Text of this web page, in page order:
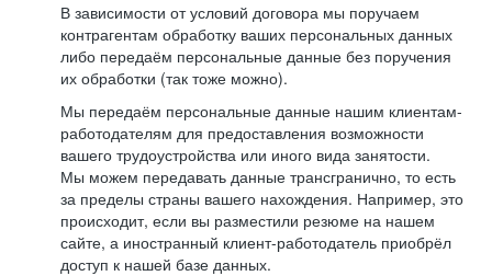
В зависимости от условий договора мы поручаем
контрагентам обработку ваших персональных данных
либо передаём персональные данные без поручения
их обработки (так тоже можно).
Мы передаём персональные данные нашим клиентам-
работодателям для предоставления возможности
вашего трудоустройства или иного вида занятости.
Мы можем передавать данные трансгранично, то есть
за пределы страны вашего нахождения. Например, это
происходит, если вы разместили резюме на нашем
сайте, а иностранный клиент-работодатель приобрёл
доступ к нашей базе данных.